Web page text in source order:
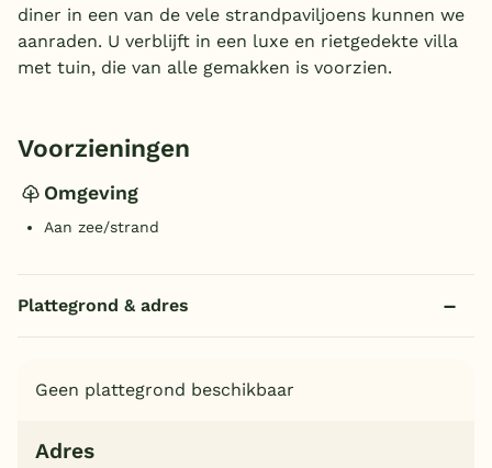
diner in een van de vele strandpaviljoens kunnen we
aanraden. U verblijft in een luxe en rietgedekte villa
met tuin, die van alle gemakken is voorzien.
Voorzieningen
Omgeving
Aan zee/strand
Plattegrond & adres
Geen plattegrond beschikbaar
Adres